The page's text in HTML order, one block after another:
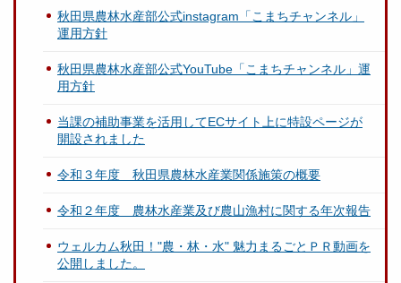
秋田県農林水産部公式instagram「こまちチャンネル」
運用方針
秋田県農林水産部公式YouTube「こまちチャンネル」運
用方針
当課の補助事業を活用してECサイト上に特設ページが
開設されました
令和３年度 秋田県農林水産業関係施策の概要
令和２年度 農林水産業及び農山漁村に関する年次報告
ウェルカム秋田！"農・林・水" 魅力まるごとＰＲ動画を
公開しました。